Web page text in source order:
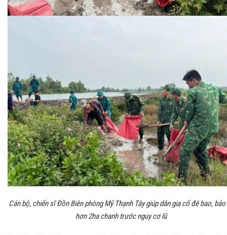
Cán bộ, chiến sĩ Đồn Biên phòng Mỹ Thạnh Tây giúp dân gia cố đê bao, bảo
hơn 2ha chanh trước nguy cơ lũ